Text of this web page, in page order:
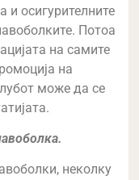
и осигурителните
Потоа
на самите
на
може да се
неколку